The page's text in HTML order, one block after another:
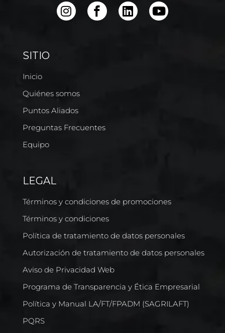
SITIO
Inicio
Quiénes somos
Puntos Aliados
Preguntas Frecuentes
Equipo
LEGAL
Términos y condiciones de promociones
Términos y condiciones
Política de tratamiento de datos personales
Autorización de tratamiento de datos personales
Aviso de Privacidad Web
Programa de Transparencia y Ética Empresarial
Política y Manual LA/FT/FPADM (SAGRILAFT)
PQRS